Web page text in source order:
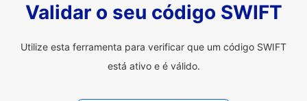
Validar o seu código SWIFT
Utilize esta ferramenta para verificar que um código SWIFT
está ativo e é válido.